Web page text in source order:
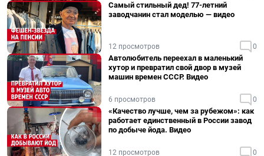
Самый стильный дед! 77-летний
заводчанин стал моделью — видео
12 просмотров 0
Автолюбитель переехал в маленький
хутор и превратил свой двор в музей
машин времен СССР. Видео
6 просмотров 0
«Качество лучше, чем за рубежом»: как
работает единственный в России завод
по добыче йода. Видео
12 просмотров 0